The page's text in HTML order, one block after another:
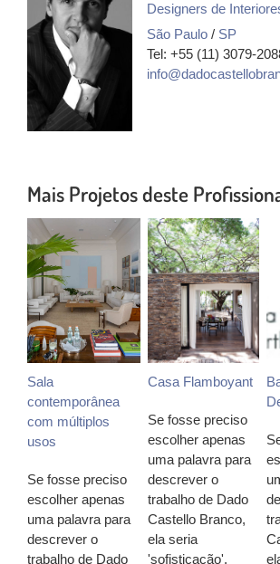
Designers de
São Paulo / SP
Tel: +55 (11) 3079-
Mais Projetos deste
Sala
contemporânea
com múltiplos
usos
Se fosse preciso
escolher apenas
uma palavra para
descrever o
trabalho de Dado
Casa Flamboyant
Se fosse preciso
escolher apenas
uma palavra para
descrever o
trabalho de Dado
Castello Branco,
ela seria
'sofisticação'.